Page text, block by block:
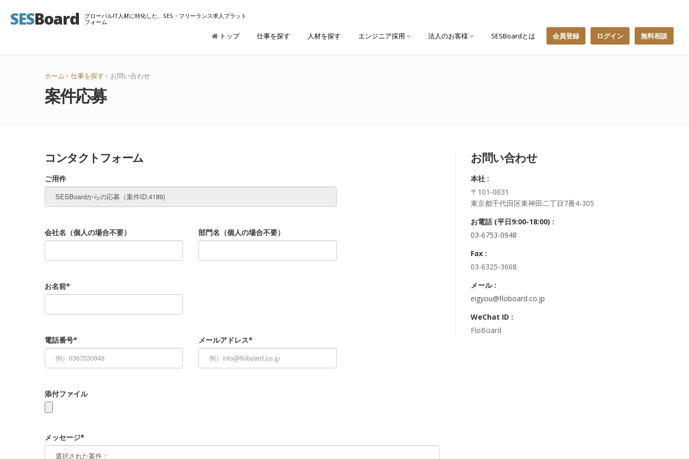
SESBoard
グローバルIT人材に特化した、SES・フリーランス求人プラット
フォーム
トップ 仕事を探す 人材を探す エンジニア採用 法人のお客様 SESBoardとは 会員登録 ログイン 無料相談
ホーム 仕事を探す お問い合わせ
案件応募
コンタクトフォーム
ご用件
会社名（個人の場合不要） 部門名（個人の場合不要）
お名前*
電話番号* メールアドレス*
添付ファイル
メッセージ*
お問い合わせ
本社 :
〒101-0031
東京都千代田区東神田二丁目7番4-305
お電話 (平日9:00-18:00) :
03-6753-0948
Fax :
03-6325-3608
メール :
eigyou@floboard.co.jp
WeChat ID :
FloBoard